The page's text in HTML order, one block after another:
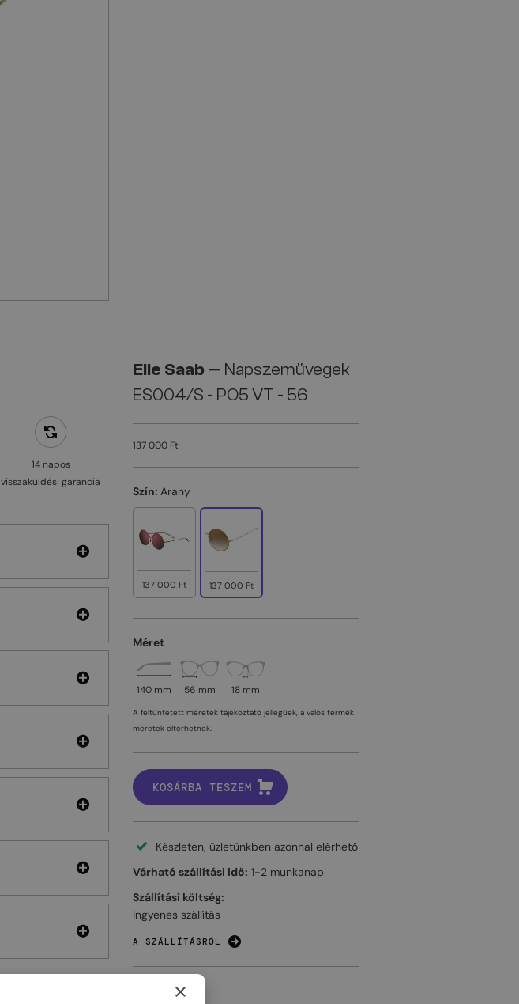
14 napos
visszaküldési garancia
Elie Saab — Napszemüvegek
ES004/S - PO5 VT - 56
137 000 Ft
Szín: Arany
137 000 Ft 137 000 Ft
Méret
140 mm 56 mm 18 mm
A feltüntetett méretek tájékoztató jellegűek, a valós termék
méretek eltérhetnek.
KOSÁRBA TESZEM
Készleten, üzletünkben azonnal elérhető
Várható szállítási idő: 1-2 munkanap
Szállítási költség:
Ingyenes szállítás
A SZÁLLÍTÁSRÓL
×